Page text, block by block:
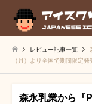
レビュー記事一覧
（月）より全国で期間限定発
森永乳業から『